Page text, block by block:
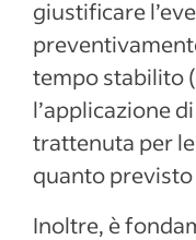
giustificare
tempo stabilito
l’applicazione
trattenuta per
quanto
Inoltre, è